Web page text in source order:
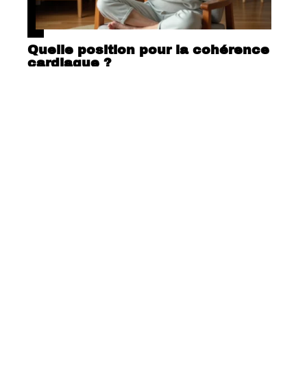
Quelle position pour la cohérence
cardiaque ?